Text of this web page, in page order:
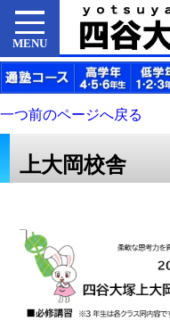
MENU
一つ前のページへ戻る
上大岡校舎